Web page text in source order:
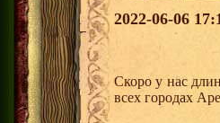
2022-06-06
Скоро у нас
всех городах